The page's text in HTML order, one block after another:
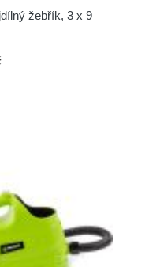
žebřík, 3 x 9